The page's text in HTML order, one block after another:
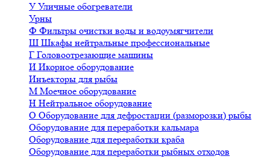
У Уличные обогреватели
Урны
Ф Фильтры очистки воды и водоумягчители
Ш Шкафы нейтральные профессиональные
Г Головоотрезающие машины
И Икорное оборудование
Инъекторы для рыбы
М Моечное оборудование
Н Нейтральное оборудование
О Оборудование для дефростации (разморозки) рыбы
Оборудование для переработки кальмара
Оборудование для переработки краба
Оборудование для переработки рыбных отходов